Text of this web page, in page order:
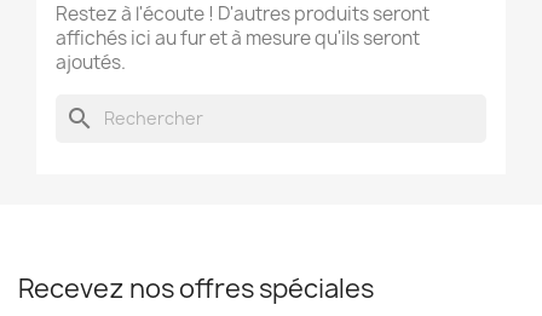
Restez à l'écoute ! D'autres produits seront
affichés ici au fur et à mesure qu'ils seront
ajoutés.
search
Recevez nos offres spéciales